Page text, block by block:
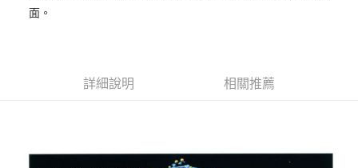
悠遊付
7-11取貨付款
面。
詳細說明 相關推薦